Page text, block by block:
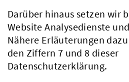
Darüber hinaus setzen wir
Website Analysedienste
Nähere Erläuterungen
den Ziffern 7 und 8 dieser
Datenschutzerklärung.